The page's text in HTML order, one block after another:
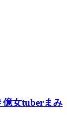
億女tuberまみ